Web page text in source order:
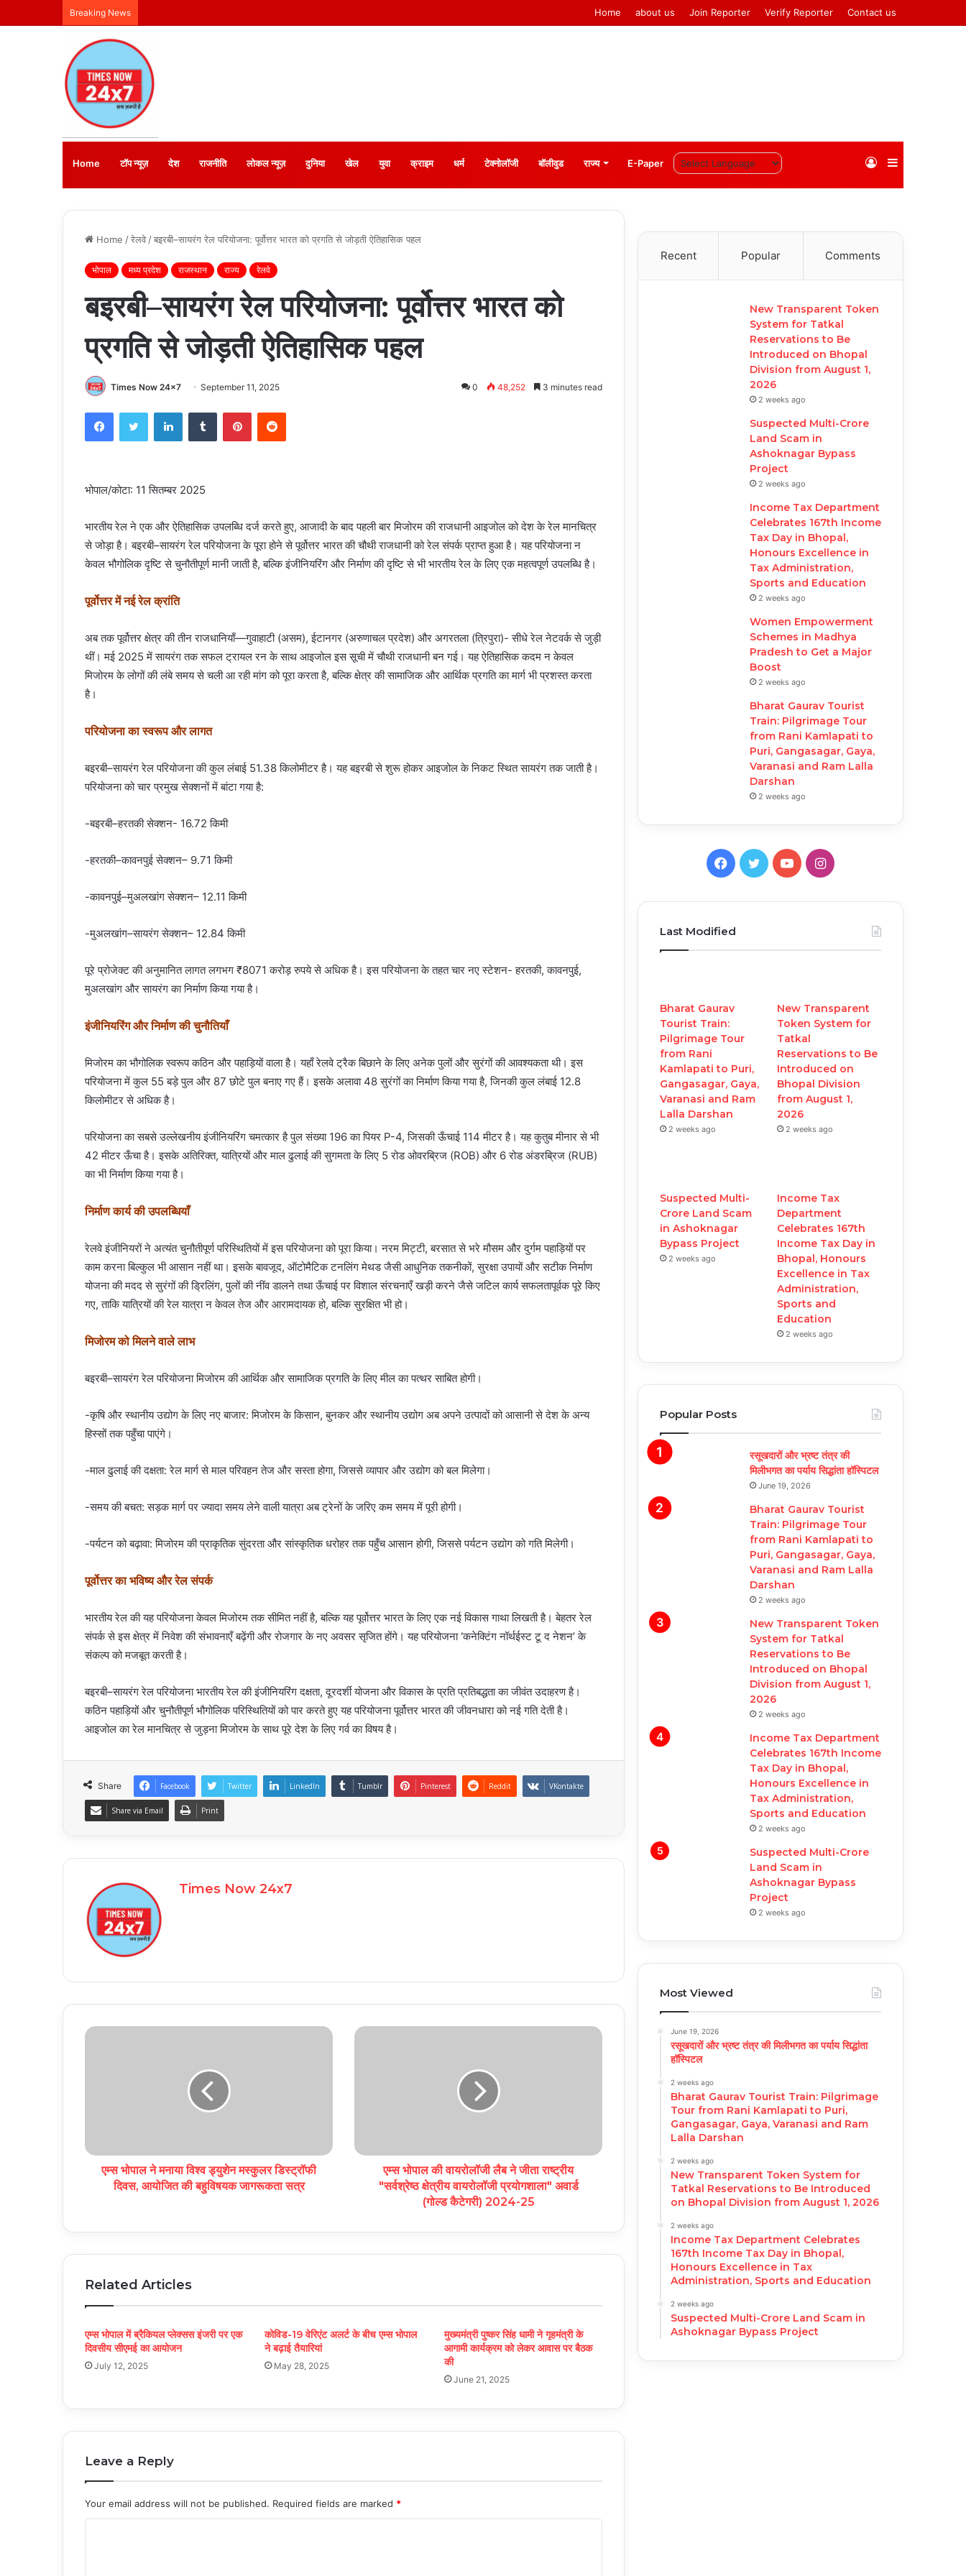
Breaking News Home about us Join Reporter Verify Reporter Contact us
Home टॉप न्यूज़ देश राजनीति लोकल न्यूज़ दुनिया खेल युवा क्राइम धर्म टेक्नोलॉजी बॉलीवुड राज्य E-Paper Log
Home /रेलवे /बइरबी–सायरंग रेल परियोजना: पूर्वोत्तर भारत को प्रगति से जोड़ती ऐतिहासिक पहल
भोपाल मध्य प्रदेश राजस्थान राज्य रेलवे
बइरबी–सायरंग रेल परियोजना: पूर्वोत्तर भारत को
प्रगति से जोड़ती ऐतिहासिक पहल
Times Now 24x7 September 11, 2025 0 48,252 3 minutes read
भोपाल/कोटा: 11 सितम्बर 2025
भारतीय रेल ने एक और ऐतिहासिक उपलब्धि दर्ज करते हुए, आजादी के बाद पहली बार मिजोरम की राजधानी आइजोल को देश के रेल मानचित्र
से जोड़ा है। बइरबी–सायरंग रेल परियोजना के पूरा होने से पूर्वोत्तर भारत की चौथी राजधानी को रेल संपर्क प्राप्त हुआ है। यह परियोजना न
केवल भौगोलिक दृष्टि से चुनौतीपूर्ण मानी जाती है, बल्कि इंजीनियरिंग और निर्माण की दृष्टि से भी भारतीय रेल के लिए एक महत्वपूर्ण उपलब्धि है।
पूर्वोत्तर में नई रेल क्रांति
अब तक पूर्वोत्तर क्षेत्र की तीन राजधानियाँ—गुवाहाटी (असम), ईटानगर (अरुणाचल प्रदेश) और अगरतला (त्रिपुरा)- सीधे रेल नेटवर्क से जुड़ी
थीं। मई 2025 में सायरंग तक सफल ट्रायल रन के साथ आइजोल इस सूची में चौथी राजधानी बन गई। यह ऐतिहासिक कदम न केवल
मिजोरम के लोगों की लंबे समय से चली आ रही मांग को पूरा करता है, बल्कि क्षेत्र की सामाजिक और आर्थिक प्रगति का मार्ग भी प्रशस्त करता
है।
परियोजना का स्वरूप और लागत
बइरबी–सायरंग रेल परियोजना की कुल लंबाई 51.38 किलोमीटर है। यह बइरबी से शुरू होकर आइजोल के निकट स्थित सायरंग तक जाती है।
परियोजना को चार प्रमुख सेक्शनों में बांटा गया है:
-बइरबी–हरतकी सेक्शन- 16.72 किमी
-हरतकी–कावनपुई सेक्शन– 9.71 किमी
-कावनपुई–मुअलखांग सेक्शन– 12.11 किमी
-मुअलखांग–सायरंग सेक्शन– 12.84 किमी
पूरे प्रोजेक्ट की अनुमानित लागत लगभग ₹8071 करोड़ रुपये से अधिक है। इस परियोजना के तहत चार नए स्टेशन- हरतकी, कावनपुई,
मुअलखांग और सायरंग का निर्माण किया गया है।
इंजीनियरिंग और निर्माण की चुनौतियाँ
मिजोरम का भौगोलिक स्वरूप कठिन और पहाड़ियों वाला है। यहाँ रेलवे ट्रैक बिछाने के लिए अनेक पुलों और सुरंगों की आवश्यकता थी। इस
परियोजना में कुल 55 बड़े पुल और 87 छोटे पुल बनाए गए हैं। इसके अलावा 48 सुरंगों का निर्माण किया गया है, जिनकी कुल लंबाई 12.8
किलोमीटर से अधिक है।
परियोजना का सबसे उल्लेखनीय इंजीनियरिंग चमत्कार है पुल संख्या 196 का पियर P-4, जिसकी ऊँचाई 114 मीटर है। यह कुतुब मीनार से भी
42 मीटर ऊँचा है। इसके अतिरिक्त, यात्रियों और माल ढुलाई की सुगमता के लिए 5 रोड ओवरब्रिज (ROB) और 6 रोड अंडरब्रिज (RUB)
का भी निर्माण किया गया है।
निर्माण कार्य की उपलब्धियाँ
रेलवे इंजीनियरों ने अत्यंत चुनौतीपूर्ण परिस्थितियों में इस परियोजना को पूरा किया। नरम मिट्टी, बरसात से भरे मौसम और दुर्गम पहाड़ियों पर
काम करना बिल्कुल भी आसान नहीं था। इसके बावजूद, ऑटोमैटिक टनलिंग मेथड जैसी आधुनिक तकनीकों, सुरक्षा उपायों और सटीक निर्माण
योजना की मदद से सुरंगों की ड्रिलिंग, पुलों की नींव डालने तथा ऊँचाई पर विशाल संरचनाएँ खड़ी करने जैसे जटिल कार्य सफलतापूर्वक पूरे किए
गए, ताकि यात्रियों की रेल यात्रा न केवल तेज और आरामदायक हो, बल्कि सुरक्षित भी हो।
मिजोरम को मिलने वाले लाभ
बइरबी–सायरंग रेल परियोजना मिजोरम की आर्थिक और सामाजिक प्रगति के लिए मील का पत्थर साबित होगी।
-कृषि और स्थानीय उद्योग के लिए नए बाजार: मिजोरम के किसान, बुनकर और स्थानीय उद्योग अब अपने उत्पादों को आसानी से देश के अन्य
हिस्सों तक पहुँचा पाएंगे।
-माल ढुलाई की दक्षता: रेल मार्ग से माल परिवहन तेज और सस्ता होगा, जिससे व्यापार और उद्योग को बल मिलेगा।
-समय की बचत: सड़क मार्ग पर ज्यादा समय लेने वाली यात्रा अब ट्रेनों के जरिए कम समय में पूरी होगी।
-पर्यटन को बढ़ावा: मिजोरम की प्राकृतिक सुंदरता और सांस्कृतिक धरोहर तक पहुँच आसान होगी, जिससे पर्यटन उद्योग को गति मिलेगी।
पूर्वोत्तर का भविष्य और रेल संपर्क
भारतीय रेल की यह परियोजना केवल मिजोरम तक सीमित नहीं है, बल्कि यह पूर्वोत्तर भारत के लिए एक नई विकास गाथा लिखती है। बेहतर रेल
संपर्क से इस क्षेत्र में निवेश की संभावनाएँ बढ़ेंगी और रोजगार के नए अवसर सृजित होंगे। यह परियोजना ‘कनेक्टिंग नॉर्थईस्ट टू द नेशन’ के
संकल्प को मजबूत करती है।
बइरबी–सायरंग रेल परियोजना भारतीय रेल की इंजीनियरिंग दक्षता, दूरदर्शी योजना और विकास के प्रति प्रतिबद्धता का जीवंत उदाहरण है।
कठिन पहाड़ियों और चुनौतीपूर्ण भौगोलिक परिस्थितियों को पार करते हुए यह परियोजना पूर्वोत्तर भारत की जीवनधारा को नई गति देती है।
आइजोल का रेल मानचित्र से जुड़ना मिजोरम के साथ पूरे देश के लिए गर्व का विषय है।
Share Facebook Twitter LinkedIn Tumblr Pinterest Reddit VKontakte
Share via Email Print
Times Now 24x7
एम्स भोपाल ने मनाया विश्व ड्युशेन मस्कुलर डिस्ट्रॉफी
दिवस, आयोजित की बहुविषयक जागरूकता सत्र
एम्स भोपाल की वायरोलॉजी लैब ने जीता राष्ट्रीय
"सर्वश्रेष्ठ क्षेत्रीय वायरोलॉजी प्रयोगशाला" अवार्ड
(गोल्ड कैटेगरी) 2024-25
Related Articles
एम्स भोपाल में ब्रैकियल प्लेक्सस इंजरी पर एक
दिवसीय सीएमई का आयोजन
July 12, 2025
कोविड-19 वेरिएंट अलर्ट के बीच एम्स भोपाल
ने बढ़ाई तैयारियां
May 28, 2025
मुख्यमंत्री पुष्कर सिंह धामी ने गृहमंत्री के
आगामी कार्यक्रम को लेकर आवास पर बैठक
की
June 21, 2025
Leave a Reply
Your email address will not be published. Required fields are marked *
Recent Popular Comments
New Transparent Token
System for Tatkal
Reservations to Be
Introduced on Bhopal
Division from August 1,
2026
2 weeks ago
Suspected Multi-Crore
Land Scam in
Ashoknagar Bypass
Project
2 weeks ago
Income Tax Department
Celebrates 167th Income
Tax Day in Bhopal,
Honours Excellence in
Tax Administration,
Sports and Education
2 weeks ago
Women Empowerment
Schemes in Madhya
Pradesh to Get a Major
Boost
2 weeks ago
Bharat Gaurav Tourist
Train: Pilgrimage Tour
from Rani Kamlapati to
Puri, Gangasagar, Gaya,
Varanasi and Ram Lalla
Darshan
2 weeks ago
F
e
o
o
k
T
t
Y
T
b
e
I
t
g
a
Last Modified
Bharat Gaurav
Tourist Train:
Pilgrimage Tour
from Rani
Kamlapati to Puri,
Gangasagar, Gaya,
Varanasi and Ram
Lalla Darshan
2 weeks ago
New Transparent
Token System for
Tatkal
Reservations to Be
Introduced on
Bhopal Division
from August 1,
2026
2 weeks ago
Suspected Multi-
Crore Land Scam
in Ashoknagar
Bypass Project
2 weeks ago
Income Tax
Department
Celebrates 167th
Income Tax Day in
Bhopal, Honours
Excellence in Tax
Administration,
Sports and
Education
2 weeks ago
Popular Posts
रसूखदारों और भ्रष्ट तंत्र की
मिलीभगत का पर्याय सिद्धांता हॉस्पिटल
June 19, 2026
Bharat Gaurav Tourist
Train: Pilgrimage Tour
from Rani Kamlapati to
Puri, Gangasagar, Gaya,
Varanasi and Ram Lalla
Darshan
2 weeks ago
New Transparent Token
System for Tatkal
Reservations to Be
Introduced on Bhopal
Division from August 1,
2026
2 weeks ago
Income Tax Department
Celebrates 167th Income
Tax Day in Bhopal,
Honours Excellence in
Tax Administration,
Sports and Education
2 weeks ago
Suspected Multi-Crore
Land Scam in
Ashoknagar Bypass
Project
2 weeks ago
Most Viewed
June 19, 2026
रसूखदारों और भ्रष्ट तंत्र की मिलीभगत का पर्याय सिद्धांता
हॉस्पिटल
2 weeks ago
Bharat Gaurav Tourist Train: Pilgrimage
Tour from Rani Kamlapati to Puri,
Gangasagar, Gaya, Varanasi and Ram
Lalla Darshan
2 weeks ago
New Transparent Token System for
Tatkal Reservations to Be Introduced
on Bhopal Division from August 1, 2026
2 weeks ago
Income Tax Department Celebrates
167th Income Tax Day in Bhopal,
Honours Excellence in Tax
Administration, Sports and Education
2 weeks ago
Suspected Multi-Crore Land Scam in
Ashoknagar Bypass Project